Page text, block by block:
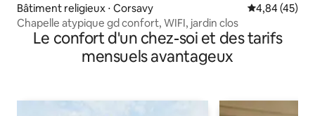
Bâtiment religieux ⋅ Corsavy Évaluation
4,84 (45)
Chapelle atypique gd confort, WIFI, jardin clos
Le confort d'un chez-soi et des tarifs
mensuels avantageux